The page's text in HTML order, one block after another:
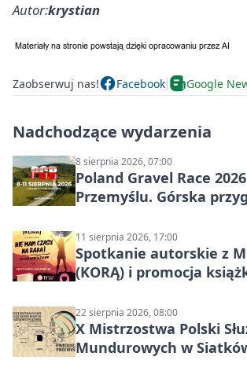
Autor:krystian
Zaobserwuj nas! Facebook Google
Nadchodzące wydarzenia
8 sierpnia 2026, 07:00
Poland Gravel Race
Przemyślu. Górska
11 sierpnia 2026, 17:00
Spotkanie autorskie z
(KORĄ) i promocja
22 sierpnia 2026, 08:00
X Mistrzostwa Polski
Mundurowych w